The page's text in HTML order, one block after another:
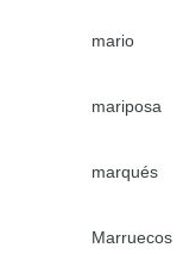
mario
mariposa
marqués
Marruecos